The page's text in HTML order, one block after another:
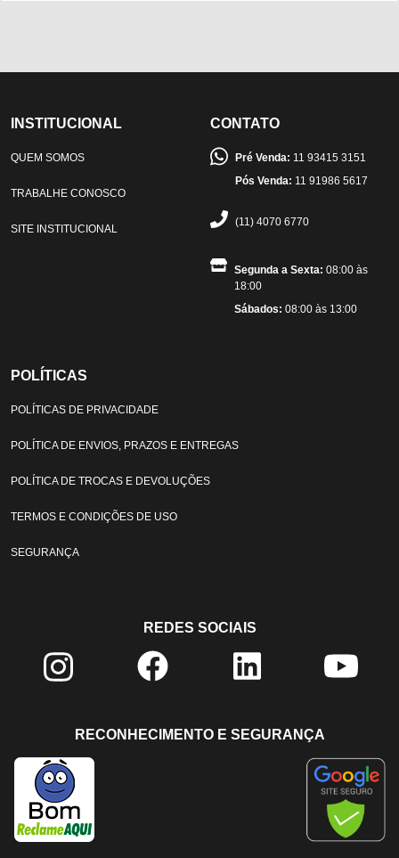
INSTITUCIONAL
QUEM SOMOS
TRABALHE CONOSCO
SITE INSTITUCIONAL
CONTATO
Pré Venda: 11 93415 3151
Pós Venda: 11 91986 5617
(11) 4070 6770
Segunda a Sexta: 08:00 às
18:00
Sábados: 08:00 às 13:00
POLÍTICAS
POLÍTICAS DE PRIVACIDADE
POLÍTICA DE ENVIOS, PRAZOS E ENTREGAS
POLÍTICA DE TROCAS E DEVOLUÇÕES
TERMOS E CONDIÇÕES DE USO
SEGURANÇA
REDES SOCIAIS
RECONHECIMENTO E SEGURANÇA